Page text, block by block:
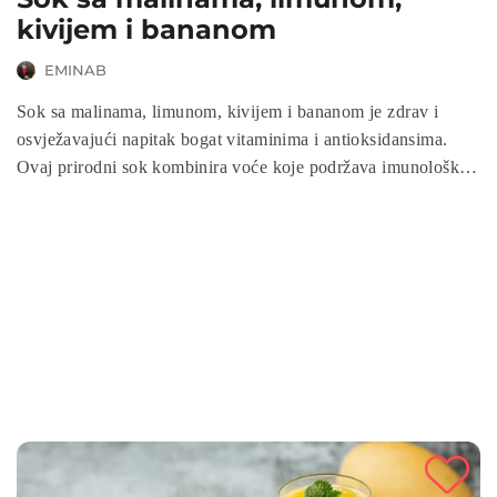
kivijem i bananom
EMINAB
Sok sa malinama, limunom, kivijem i bananom je zdrav i
osvježavajući napitak bogat vitaminima i antioksidansima.
Ovaj prirodni sok kombinira voće koje podržava imunološki